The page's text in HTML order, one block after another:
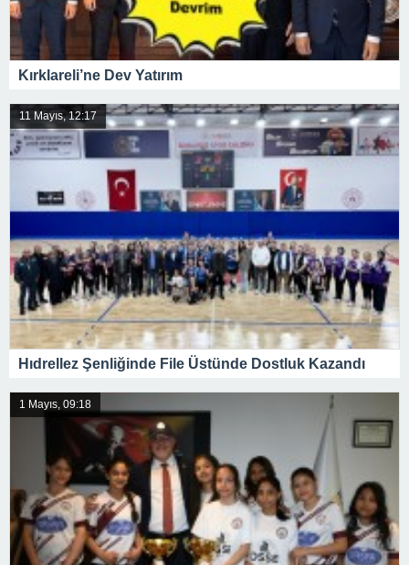
Kırklareli’ne Dev Yatırım
11 Mayıs, 12:17
Hıdrellez Şenliğinde File Üstünde Dostluk Kazandı
1 Mayıs, 09:18